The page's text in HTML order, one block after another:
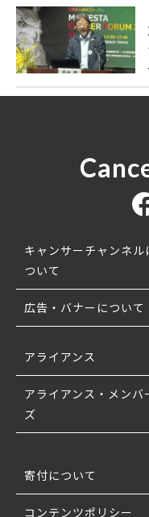
キャンサーチャンネル
ついて
広告・バナーについて
アライアンス
アライアンス・メンバ
ズ
寄付について
コンテンツポリシー